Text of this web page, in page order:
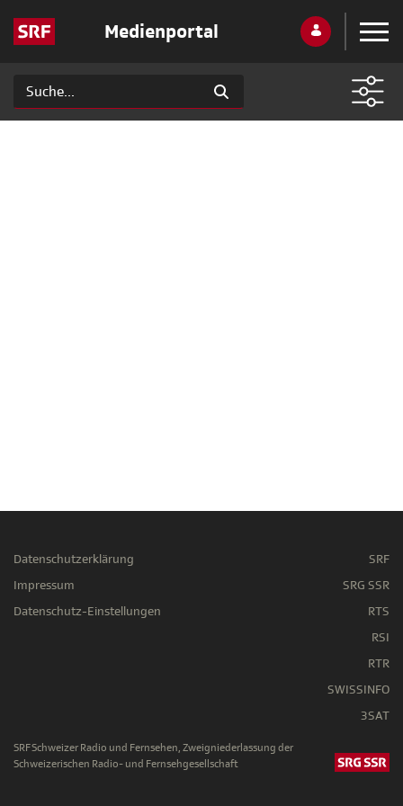
Medienportal
Datenschutzerklärung
Impressum
Datenschutz-Einstellungen
SRF
SRG SSR
RTS
RSI
RTR
SWISSINFO
3SAT
SRF Schweizer Radio und Fernsehen, Zweigniederlassung der
Schweizerischen Radio- und Fernsehgesellschaft